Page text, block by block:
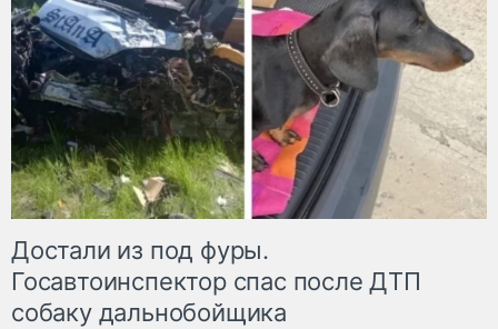
Достали из под фуры.
Госавтоинспектор спас после ДТП
собаку дальнобойщика